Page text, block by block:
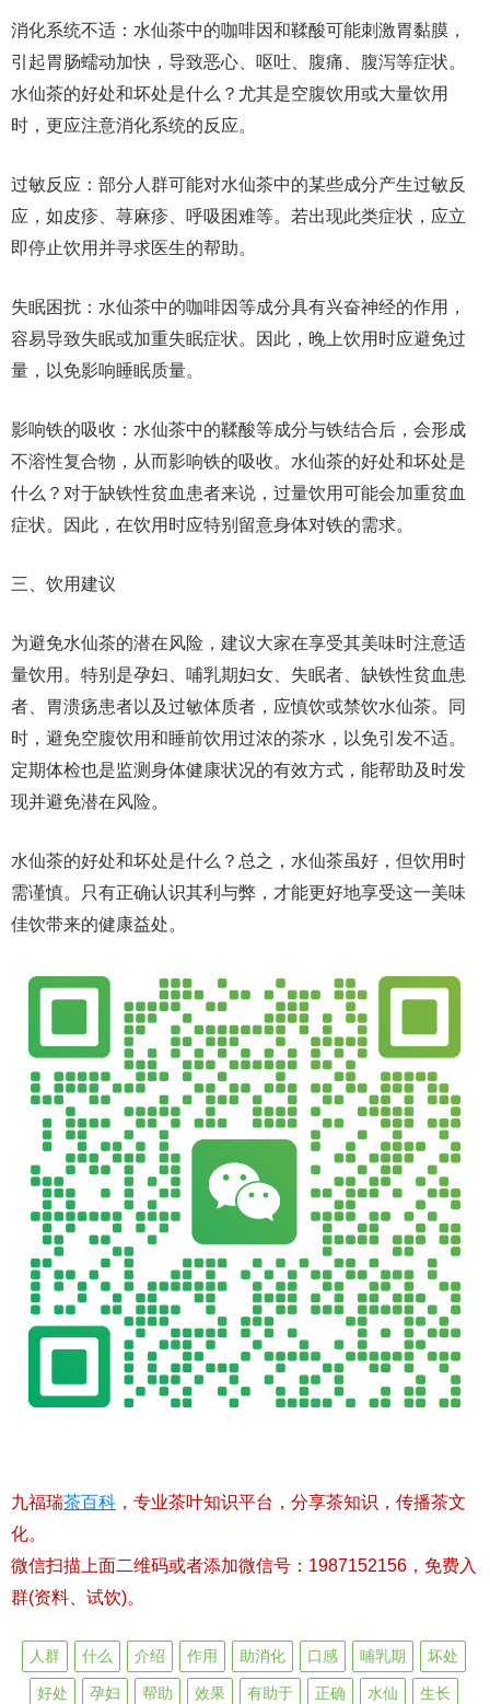
消化系统不适：水仙茶中的咖啡因和鞣酸可能刺激胃黏膜，
引起胃肠蠕动加快，导致恶心、呕吐、腹痛、腹泻等症状。
水仙茶的好处和坏处是什么？尤其是空腹饮用或大量饮用
时，更应注意消化系统的反应。
过敏反应：部分人群可能对水仙茶中的某些成分产生过敏反
应，如皮疹、荨麻疹、呼吸困难等。若出现此类症状，应立
即停止饮用并寻求医生的帮助。
失眠困扰：水仙茶中的咖啡因等成分具有兴奋神经的作用，
容易导致失眠或加重失眠症状。因此，晚上饮用时应避免过
量，以免影响睡眠质量。
影响铁的吸收：水仙茶中的鞣酸等成分与铁结合后，会形成
不溶性复合物，从而影响铁的吸收。水仙茶的好处和坏处是
什么？对于缺铁性贫血患者来说，过量饮用可能会加重贫血
症状。因此，在饮用时应特别留意身体对铁的需求。
三、饮用建议
为避免水仙茶的潜在风险，建议大家在享受其美味时注意适
量饮用。特别是孕妇、哺乳期妇女、失眠者、缺铁性贫血患
者、胃溃疡患者以及过敏体质者，应慎饮或禁饮水仙茶。同
时，避免空腹饮用和睡前饮用过浓的茶水，以免引发不适。
定期体检也是监测身体健康状况的有效方式，能帮助及时发
现并避免潜在风险。
水仙茶的好处和坏处是什么？总之，水仙茶虽好，但饮用时
需谨慎。只有正确认识其利与弊，才能更好地享受这一美味
佳饮带来的健康益处。
九福瑞茶百科 ，专业茶叶知识平台，分享茶知识，传播茶文
化。
微信扫描上面二维码或者添加微信号：1987152156，免费入
群(资料、试饮)。
人群 什么 介绍 作用 助消化 口感 哺乳期 坏处
好处 孕妇 帮助 效果 有助于 正确 水仙 生长